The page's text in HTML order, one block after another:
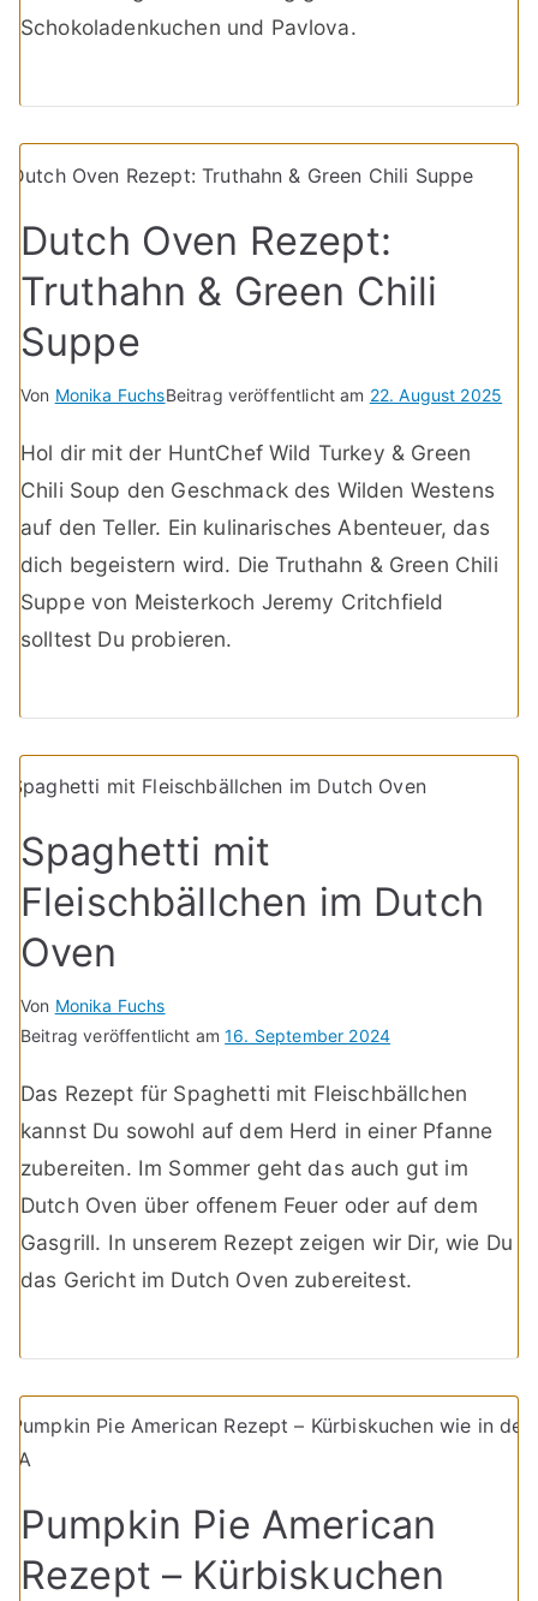
Schokoladenkuchen und Pavlova.
Dutch Oven Rezept:
Truthahn & Green Chili
Suppe
Von Monika FuchsBeitrag veröffentlicht am 22. August 2025
Hol dir mit der HuntChef Wild Turkey & Green
Chili Soup den Geschmack des Wilden Westens
auf den Teller. Ein kulinarisches Abenteuer, das
dich begeistern wird. Die Truthahn & Green Chili
Suppe von Meisterkoch Jeremy Critchfield
solltest Du probieren.
Spaghetti mit
Fleischbällchen im Dutch
Oven
Von Monika Fuchs
Beitrag veröffentlicht am16. September 2024
Das Rezept für Spaghetti mit Fleischbällchen
kannst Du sowohl auf dem Herd in einer Pfanne
zubereiten. Im Sommer geht das auch gut im
Dutch Oven über offenem Feuer oder auf dem
Gasgrill. In unserem Rezept zeigen wir Dir, wie Du
das Gericht im Dutch Oven zubereitest.
Pumpkin Pie American
Rezept – Kürbiskuchen